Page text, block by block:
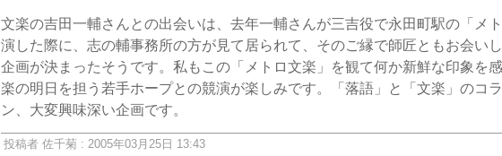
文楽の吉田一輔さんとの出会いは、去年一輔さんが三吉役で永田町駅の「メ
演した際に、志の輔事務所の方が見て居られて、そのご縁で師匠ともお会い
企画が決まったそうです。私もこの「メトロ文楽」を観て何か新鮮な印象を
楽の明日を担う若手ホープとの競演が楽しみです。「落語」と「文楽」のコ
ン、大変興味深い企画です。
投稿者 佐千菊 : 2005年03月25日 13:43